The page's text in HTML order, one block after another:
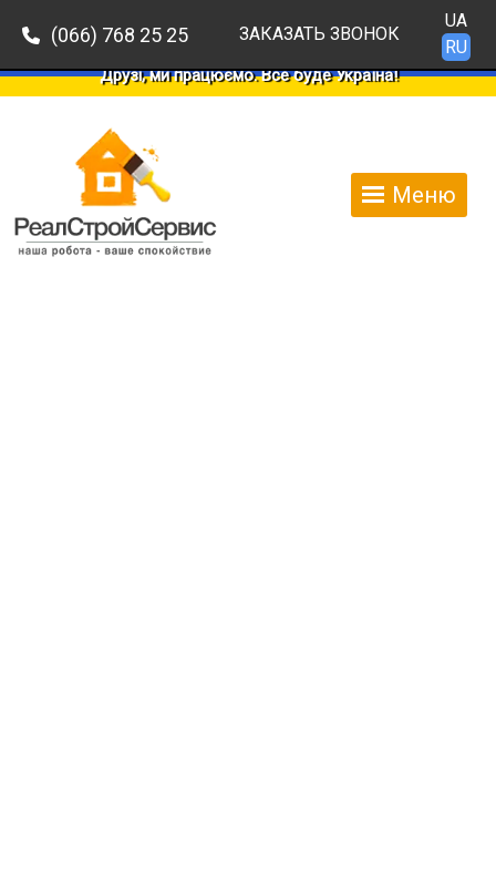
(066) 768 25 25 ЗАКАЗАТЬ ЗВОНОК
UA
RU
Друзі, ми працюємо. Все буде Україна!
Меню